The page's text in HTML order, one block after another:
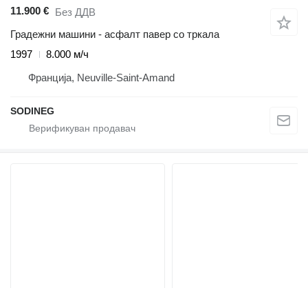
11.900 € Без ДДВ
Градежни машини - асфалт павер со тркала
1997
8.000 м/ч
Франција, Neuville-Saint-Amand
SODINEG